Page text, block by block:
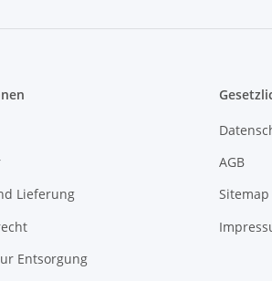
Lieferung
Entsorgung
AGB
Sitemap